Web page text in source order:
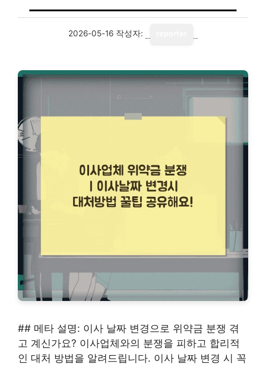
2026-05-16 작성자:
## 메타 설명: 이사 날짜 변경으로 위약금 분쟁 겪
고 계신가요? 이사업체와의 분쟁을 피하고 합리적
인 대처 방법을 알려드립니다. 이사 날짜 변경 시 꼭